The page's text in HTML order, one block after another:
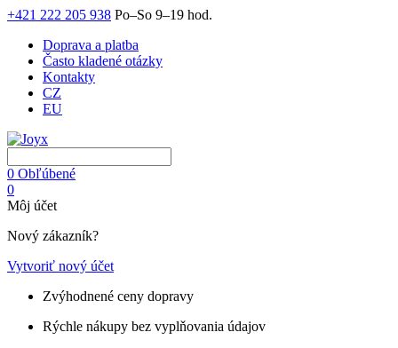
+421 222 205 938 Po–So 9–19 hod.
Doprava a platba
Často kladené otázky
Kontakty
CZ
EU
0 Obľúbené
0
Môj účet
Nový zákazník?
Vytvoriť nový účet
Zvýhodnené ceny dopravy
Rýchle nákupy bez vyplňovania údajov